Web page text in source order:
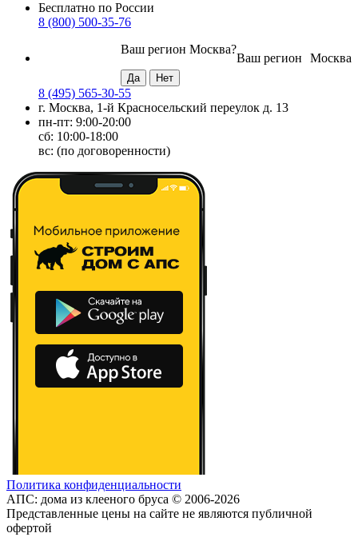
Бесплатно по России
8 (800) 500-35-76
Москва
Ваш регион
Ваш регион Москва?
8 (495) 565-30-55
г. Москва, 1-й Красносельский переулок д. 13
пн-пт: 9:00-20:00
сб: 10:00-18:00
вс: (по договоренности)
Политика конфиденциальности
АПС: дома из клееного бруса © 2006-2026
Представленные цены на сайте не являются публичной
офертой